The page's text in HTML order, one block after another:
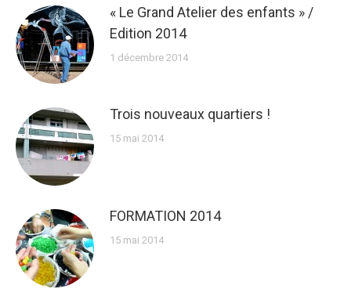
« Le Grand Atelier des enfants » /
Edition 2014
1 décembre 2014
Trois nouveaux quartiers !
15 mai 2014
FORMATION 2014
15 mai 2014